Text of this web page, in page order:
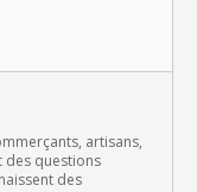
artisans,
des questions
des